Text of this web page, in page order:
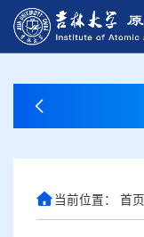
当前位置： 首页